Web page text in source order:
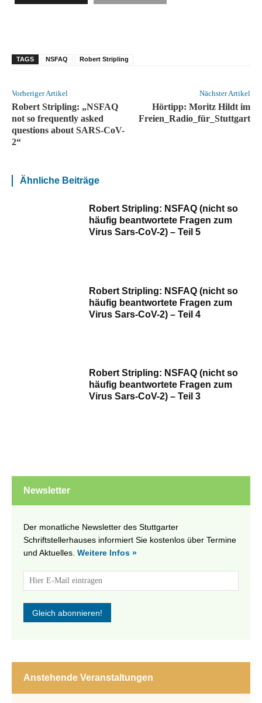
TAGS NSFAQ Robert Stripling
Vorheriger Artikel
Robert Stripling: „NSFAQ
not so frequently asked
questions about SARS-CoV-
2“
Nächster Artikel
Hörtipp: Moritz Hildt im
Freien_Radio_für_Stuttgart
Ähnliche Beiträge
Robert Stripling: NSFAQ (nicht so
häufig beantwortete Fragen zum
Virus Sars-CoV-2) – Teil 5
Robert Stripling: NSFAQ (nicht so
häufig beantwortete Fragen zum
Virus Sars-CoV-2) – Teil 4
Robert Stripling: NSFAQ (nicht so
häufig beantwortete Fragen zum
Virus Sars-CoV-2) – Teil 3
Newsletter
Der monatliche Newsletter des Stuttgarter
Schriftstellerhauses informiert Sie kostenlos über Termine
und Aktuelles. Weitere Infos »
Anstehende Veranstaltungen